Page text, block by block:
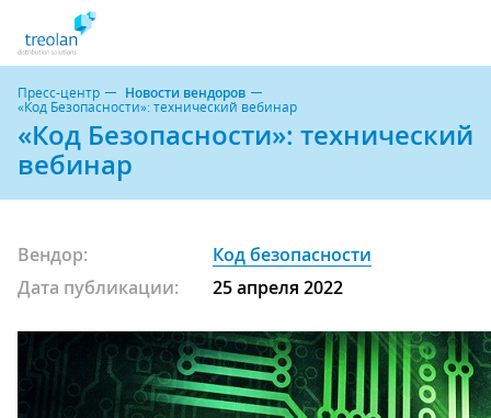
Пресс-центр Новости вендоров
«Код Безопасности»: технический вебинар
«Код Безопасности»: технический
вебинар
Вендор:
Код безопасности
Дата публикации:
25 апреля 2022